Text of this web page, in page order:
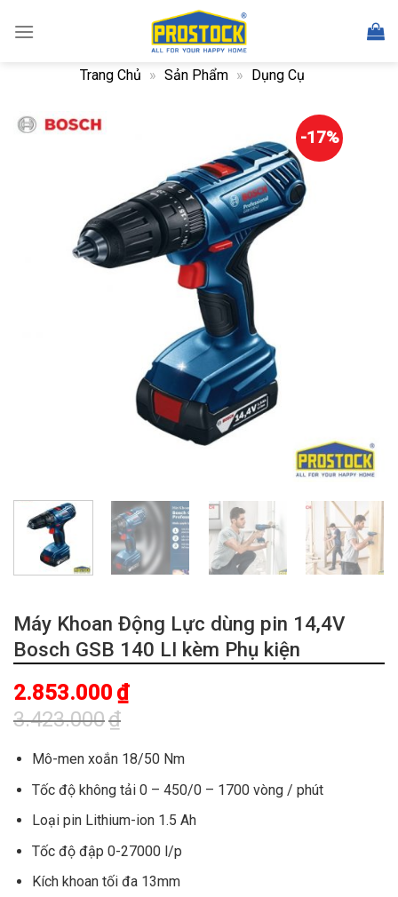
Trang Chủ » Sản Phẩm » Dụng Cụ
-17%
Máy Khoan Động Lực dùng pin 14,4V
Bosch GSB 140 LI kèm Phụ kiện
3.423.000₫
gốc
là:
3.423.000₫.
2.853.000 ₫
hiện
tại
2.853.000₫.
Mô-men xoắn 18/50 Nm
Tốc độ không tải 0 – 450/0 – 1700 vòng / phút
Loại pin Lithium-ion 1.5 Ah
Tốc độ đập 0-27000 l/p
Kích khoan tối đa 13mm